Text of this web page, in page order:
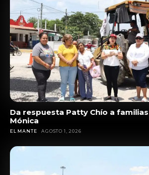
Da respuesta Patty Chío a
Mónica
EL MANTE AGOSTO 1, 2026